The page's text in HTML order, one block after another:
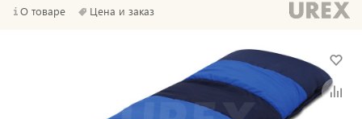
О товаре Цена и заказ